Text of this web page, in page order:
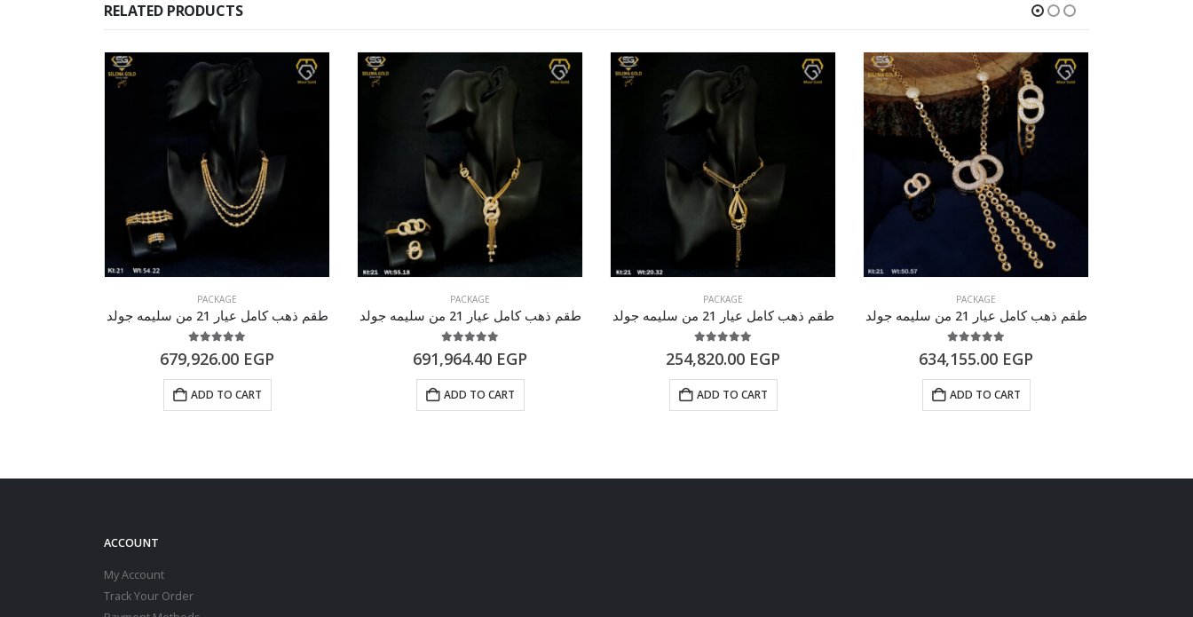
RELATED PRODUCTS
PACKAGE
طقم ذهب كامل عيار 21 من سليمه جولد
679,926.00 EGP
ADD TO CART
PACKAGE
طقم ذهب كامل عيار 21 من سليمه جولد
691,964.40 EGP
ADD TO CART
PACKAGE
طقم ذهب كامل عيار 21 من سليمه جولد
254,820.00 EGP
ADD TO CART
PACKAGE
طقم ذهب كامل عيار 21 من سليمه جولد
634,155.00 EGP
ADD TO CART
ACCOUNT
My Account
Track Your Order